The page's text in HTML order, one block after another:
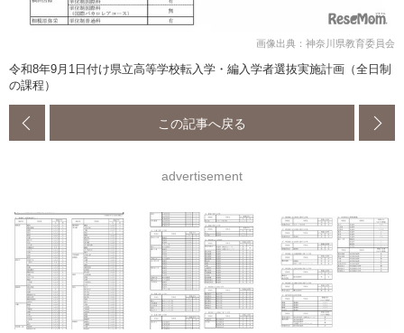
画像出典：神奈川県教育委員会
令和8年9月1日付け県立高等学校転入学・編入学者選抜実施計画（全日制
の課程）
この記事へ戻る
advertisement